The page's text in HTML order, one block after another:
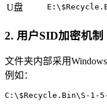
U盘
2. 用户SID加密机制
文件夹内部采用
例如：
C:\$Recycle.Bin\S-1-5-